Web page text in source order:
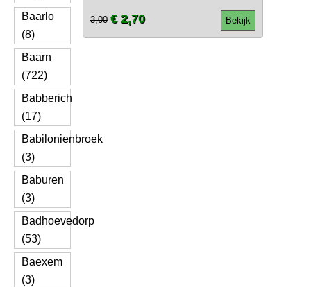
Baarlo
(8)
Baarn
(722)
Babberich
(17)
Babilonienbroek
(3)
Baburen
(3)
Badhoevedorp
(53)
Baexem
(3)
Bekijk
3,00 € 2,70